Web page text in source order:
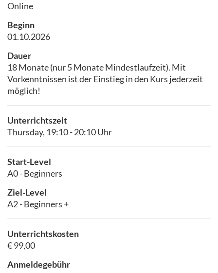
Online
Beginn
01.10.2026
Dauer
18 Monate (nur 5 Monate Mindestlaufzeit). Mit
Vorkenntnissen ist der Einstieg in den Kurs jederzeit
möglich!
Unterrichtszeit
Thursday, 19:10 - 20:10 Uhr
Start-Level
A0 - Beginners
Ziel-Level
A2 - Beginners +
Unterrichtskosten
€ 99,00
Anmeldegebühr